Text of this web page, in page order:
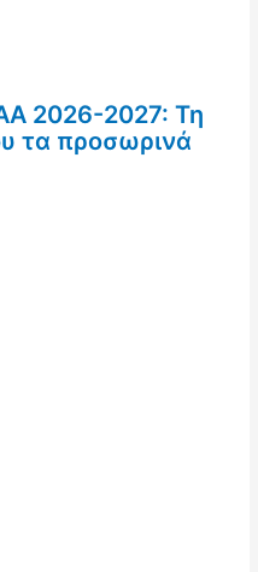
2026-2027: Τη
τα προσωρινά